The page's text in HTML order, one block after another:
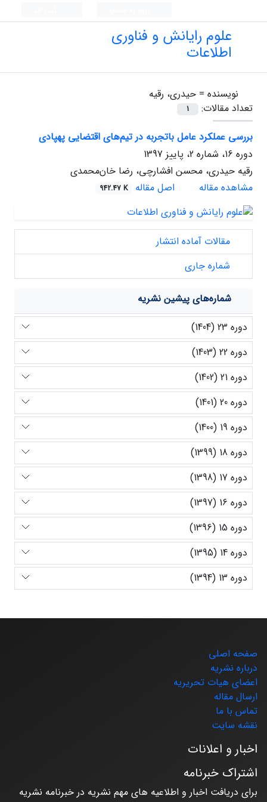
علوم رایانش و فناوری
اطلاعات
نویسنده = حیدری، رقیه
تعداد مقالات:
1
بررسی عملکرد عامل باتجربه در تیم‌های اقتضایی پهپادی‌
دوره 16، شماره 2، پاییز 1397
رقیه حیدری، محسن افشارچی، رضا خان‌محمدی
مشاهده مقاله
اصل مقاله 942.47 K
مقالات آماده انتشار
شماره جاری
شماره‌های پیشین نشریه
دوره 23 (1404)
دوره 22 (1403)
دوره 21 (1402)
دوره 20 (1401)
دوره 19 (1400)
دوره 18 (1399)
دوره 17 (1398)
دوره 16 (1397)
دوره 15 (1396)
دوره 14 (1395)
دوره 13 (1394)
صفحه اصلی
درباره نشریه
اعضای هیات تحریریه
ارسال مقاله
تماس با ما
نقشه سایت
اخبار و اعلانات
اشتراک خبرنامه
برای دریافت اخبار و اطلاعیه های مهم نشریه در خبرنامه نشریه